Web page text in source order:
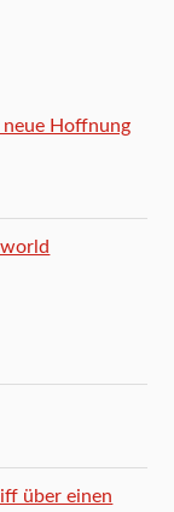
neue Hoffnung
über einen